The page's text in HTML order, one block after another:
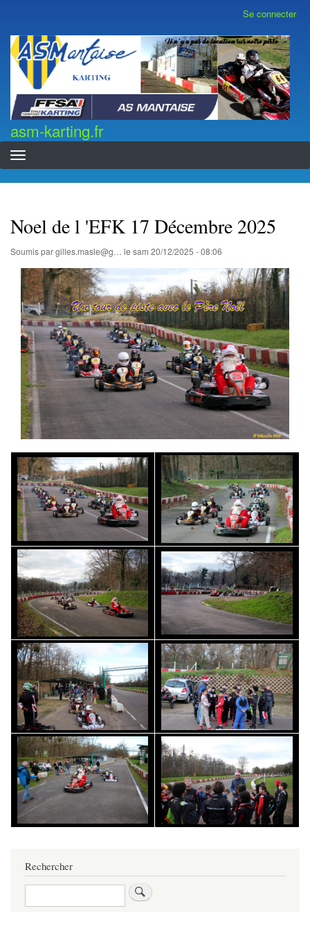
contenu
principal
compte
de
l'utilisateur
Se connecter
asm-karting.fr
asm-karting.fr
Noel de l 'EFK 17 Décembre 2025
Soumis pargilles.masle@g… le sam 20/12/2025 - 08:06
Rechercher
Rechercher